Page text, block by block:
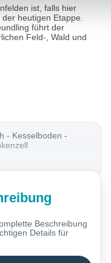
ist, falls hier
heutigen Etappe.
führt der
Feld-, Wald und
- Kesselboden -
Beschreibung
Details für